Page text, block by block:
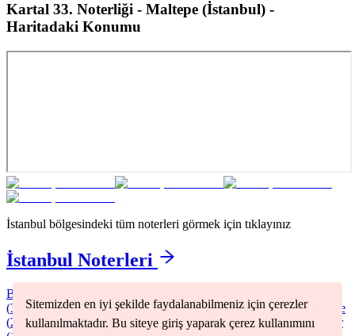
Sitemizden en iyi şekilde faydalanabilmeniz için çerezler
kullanılmaktadır. Bu siteye giriş yaparak çerez kullanımını
Kartal 33. Noterliği - Maltepe (İstanbul) -
Haritadaki Konumu
İstanbul bölgesindeki tüm noterleri görmek için tıklayınız
İstanbul Noterleri
Bağcılar
(3 Büyükçekmece (1 )Fatih(2)Kadıköy(2)Kartal(1) Küçükçekmece
(2 Pendik(2)Sancaktepe (1)Silivri( 1)Şişli(2)Sultangazi(1)üsküdar